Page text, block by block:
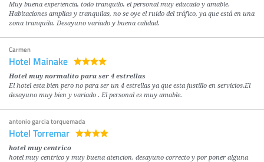
Muy buena experiencia, todo tranquilo, el personal muy educado y amable.
Habitaciones amplias y tranquilas, no se oye el ruido del tráfico, ya que está en una
zona tranquila. Desayuno variado y buena calidad.
Carmen
Hotel Mainake
Hotel muy normalito para ser 4 estrellas
El hotel esta bien pero no para ser un 4 estrellas ya que esta justillo en servicios.El
desayuno muy bien y variado . El personal es muy amable.
antonio garcia torquemada
Hotel Torremar
hotel muy centrico
hotel muy centrico y muy buena atencion. desayuno correcto y por poner alguna